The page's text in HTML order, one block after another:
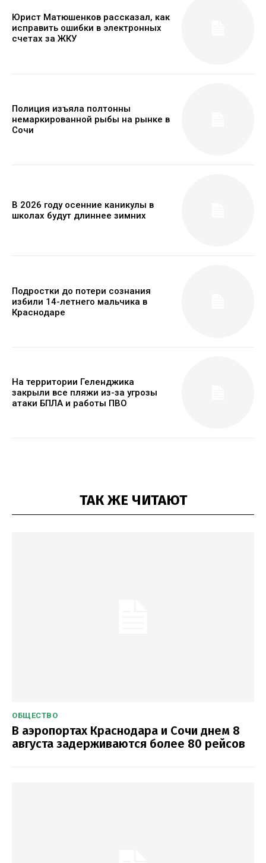
Юрист Матюшенков рассказал, как
исправить ошибки в электронных
счетах за ЖКУ
Полиция изъяла полтонны
немаркированной рыбы на рынке в
Сочи
В 2026 году осенние каникулы в
школах будут длиннее зимних
Подростки до потери сознания
избили 14-летнего мальчика в
Краснодаре
На территории Геленджика
закрыли все пляжи из-за угрозы
атаки БПЛА и работы ПВО
ТАК ЖЕ ЧИТАЮТ
ОБЩЕСТВО
В аэропортах Краснодара и Сочи днем 8
августа задерживаются более 80 рейсов